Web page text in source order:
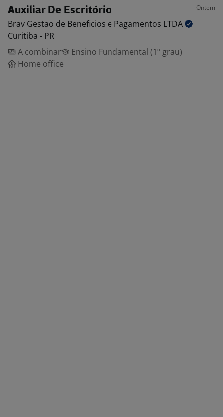
Auxiliar De Escritório Ontem
Brav Gestao de Beneficios e Pagamentos LTDA
Curitiba - PR
A combinar
Ensino Fundamental (1º grau)
Home office